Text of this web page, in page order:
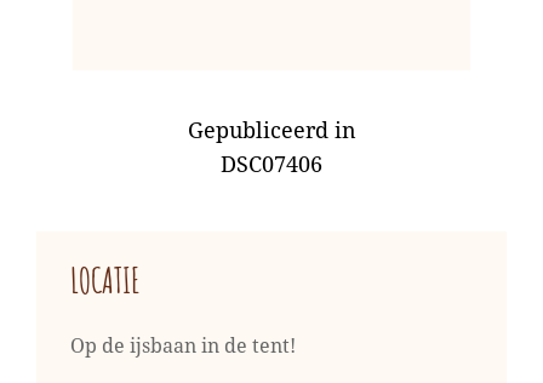
Gepubliceerd in
DSC07406
LOCATIE
Op de ijsbaan in de tent!